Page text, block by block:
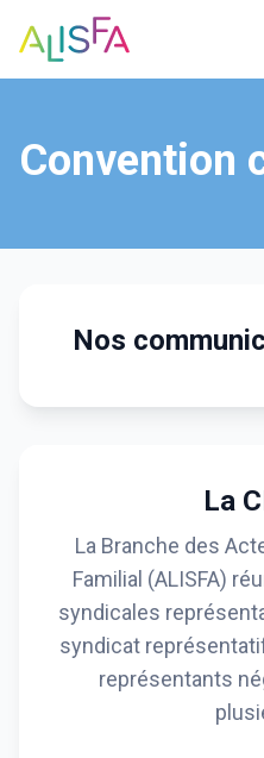
Accueil
Convention
Nos
La
La Branche des
Familial (ALISFA)
syndicales
syndicat
représentants